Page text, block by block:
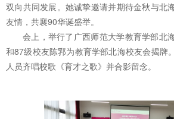
双向共同发展。她诚挚邀请并期待金秋与北
友情，共襄90华诞盛举。
会上，举行了广西师范大学教育学部北
和87级校友陈郛为教育学部北海校友会揭牌
人员齐唱校歌《育才之歌》并合影留念。